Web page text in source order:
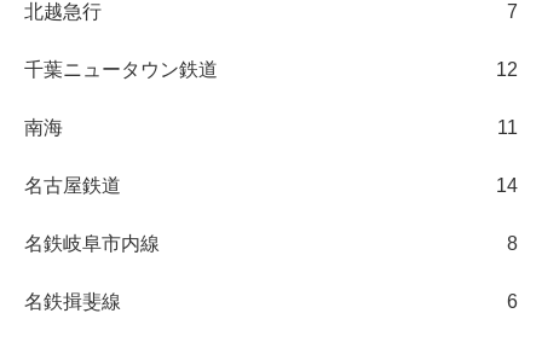
北越急行 7
千葉ニュータウン鉄道 12
南海 11
名古屋鉄道 14
名鉄岐阜市内線 8
名鉄揖斐線 6